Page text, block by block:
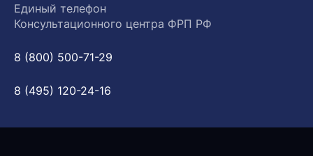
Единый телефон
Консультационного центра ФРП РФ
8 (800) 500-71-29
8 (495) 120-24-16